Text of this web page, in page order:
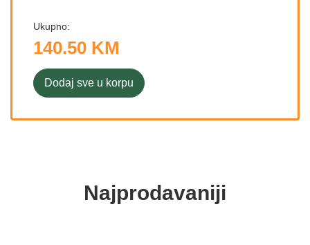
Ukupno:
140.50 KM
Dodaj sve u korpu
Najprodavaniji